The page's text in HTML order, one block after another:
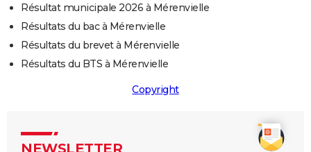
Résultat municipale 2026 à Mérenvielle
Résultats du bac à Mérenvielle
Résultats du brevet à Mérenvielle
Résultats du BTS à Mérenvielle
Copyright
NEWSLETTER